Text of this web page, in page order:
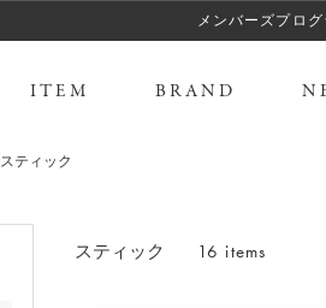
メンバーズプロ
ITEM BRAND
スティック
スティック 16 items